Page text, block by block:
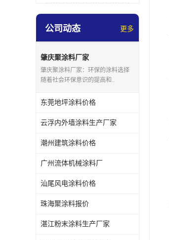
公司动态 更多
肇庆聚涂料厂家
肇庆聚涂料厂家：环保的涂料选择
随着社会环保意识的提高和..
东莞地坪涂料价格
云浮内外墙涂料生产厂家
潮州建筑涂料价格
广州流体机械涂料厂
汕尾风电涂料价格
珠海聚涂料报价
湛江粉末涂料生产厂家